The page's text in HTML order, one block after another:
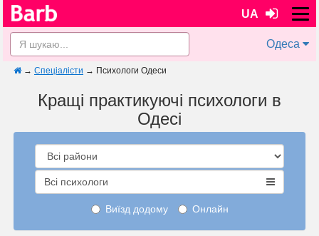
UA
Одеса
→ Спеціалісти → Психологи Одеси
Кращі практикуючі психологи в
Одесі
Всі психологи
Виїзд додому Онлайн